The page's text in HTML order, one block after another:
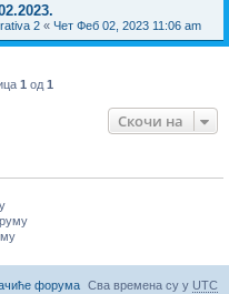
2 « Чет Феб 02, 2023 11:06 am
1 од 1
Скочи на
Сва времена су у UTC
форума